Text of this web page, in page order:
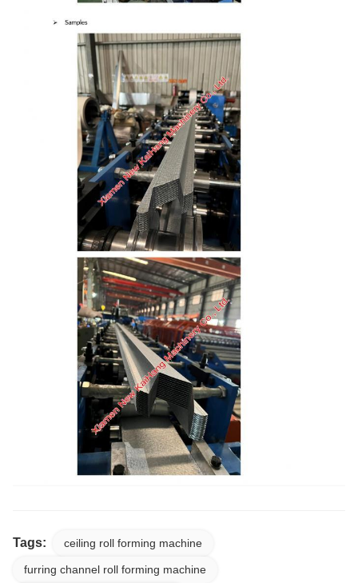
Tags: ceiling roll forming machine
furring channel roll forming machine